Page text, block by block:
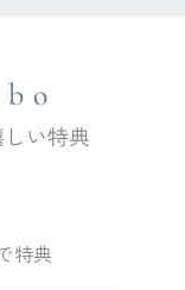
特典